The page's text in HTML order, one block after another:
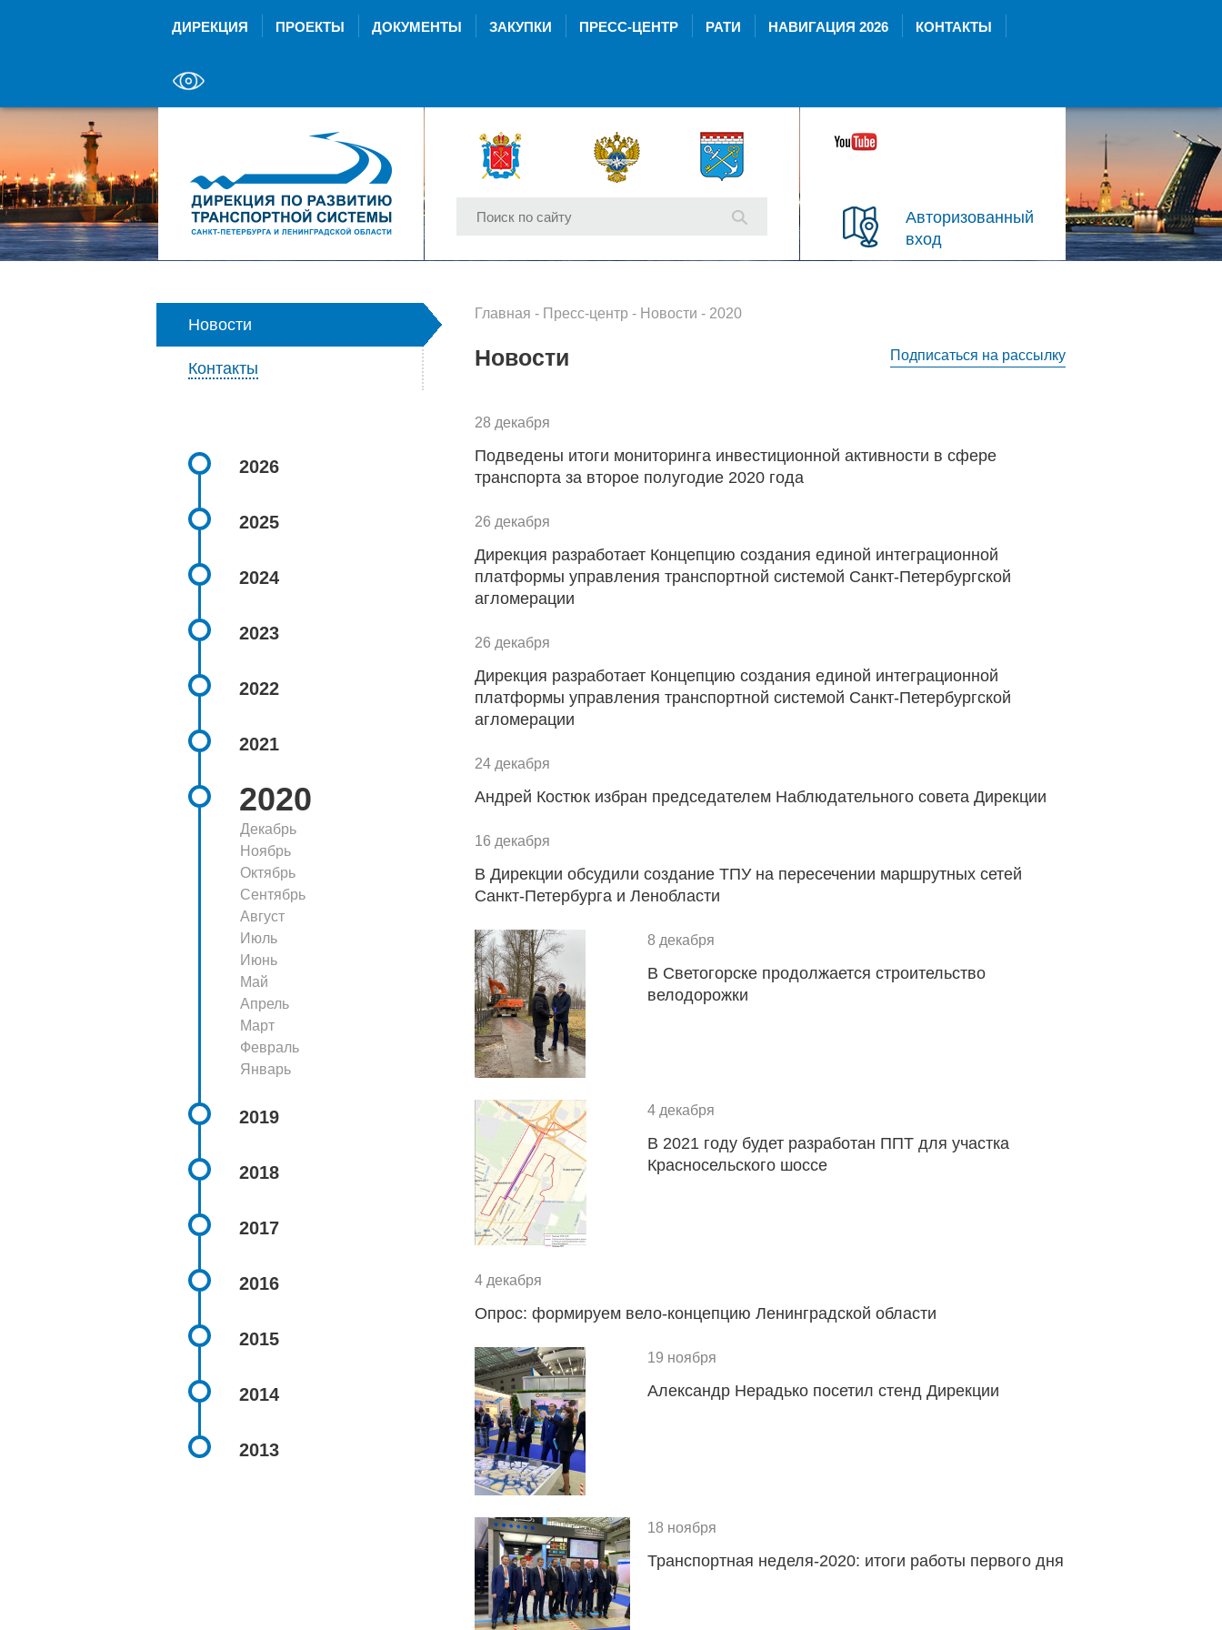
ДИРЕКЦИЯ ПРОЕКТЫ ДОКУМЕНТЫ ЗАКУПКИ ПРЕСС-ЦЕНТР РАТИ НАВИГАЦИЯ 2026 КОНТАКТЫ
Авторизованный
вход
Новости
Контакты
2026
2025
2024
2023
2022
2021
2020
Декабрь
Ноябрь
Октябрь
Сентябрь
Август
Июль
Июнь
Май
Апрель
Март
Февраль
Январь
2019
2018
2017
2016
2015
2014
2013
Главная - Пресс-центр - Новости - 2020
Новости Подписаться на рассылку
28 декабря
Подведены итоги мониторинга инвестиционной активности в сфере
транспорта за второе полугодие 2020 года
26 декабря
Дирекция разработает Концепцию создания единой интеграционной
платформы управления транспортной системой Санкт-Петербургской
агломерации
26 декабря
Дирекция разработает Концепцию создания единой интеграционной
платформы управления транспортной системой Санкт-Петербургской
агломерации
24 декабря
Андрей Костюк избран председателем Наблюдательного совета Дирекции
16 декабря
В Дирекции обсудили создание ТПУ на пересечении маршрутных сетей
Санкт-Петербурга и Ленобласти
8 декабря
В Светогорске продолжается строительство
велодорожки
4 декабря
В 2021 году будет разработан ППТ для участка
Красносельского шоссе
4 декабря
Опрос: формируем вело-концепцию Ленинградской области
19 ноября
Александр Нерадько посетил стенд Дирекции
18 ноября
Транспортная неделя-2020: итоги работы первого дня